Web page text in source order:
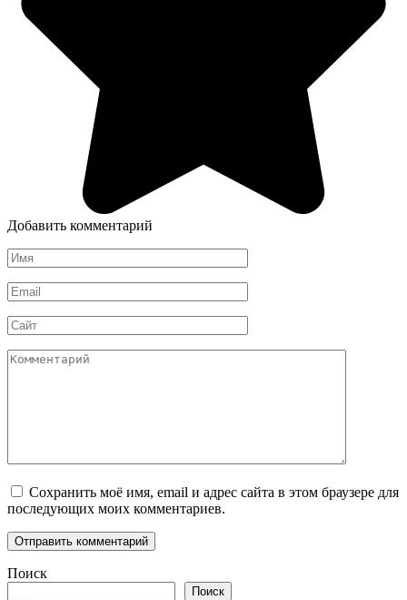
Добавить комментарий
Имя
*
Email
*
Сайт
Комментарий
Сохранить моё имя, email и адрес сайта в этом браузере для
последующих моих комментариев.
Поиск
Поиск